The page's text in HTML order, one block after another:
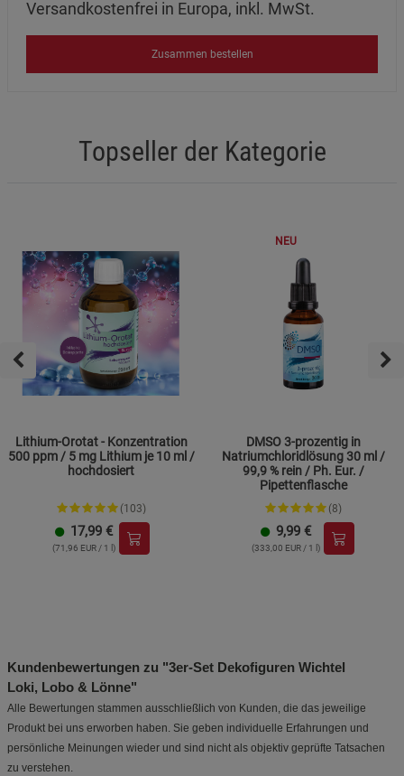
Versandkostenfrei in Europa, inkl. MwSt.
Zusammen bestellen
Topseller der Kategorie
Lithium-Orotat - Konzentration
500 ppm / 5 mg Lithium je 10 ml /
hochdosiert
(103)
17,99 €
(71,96 EUR / 1 l)
NEU
DMSO 3-prozentig in
Natriumchloridlösung 30 ml /
99,9 % rein / Ph. Eur. /
Pipettenflasche
(8)
9,99 €
(333,00 EUR / 1 l)
Kundenbewertungen zu "3er-Set Dekofiguren Wichtel
Loki, Lobo & Lönne"
Alle Bewertungen stammen ausschließlich von Kunden, die das jeweilige
Produkt bei uns erworben haben. Sie geben individuelle Erfahrungen und
persönliche Meinungen wieder und sind nicht als objektiv geprüfte Tatsachen
zu verstehen.
Datenschutzerklärung Impressum